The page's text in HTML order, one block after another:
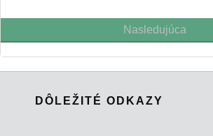
Nasledujúca
DÔLEŽITÉ ODKAZY